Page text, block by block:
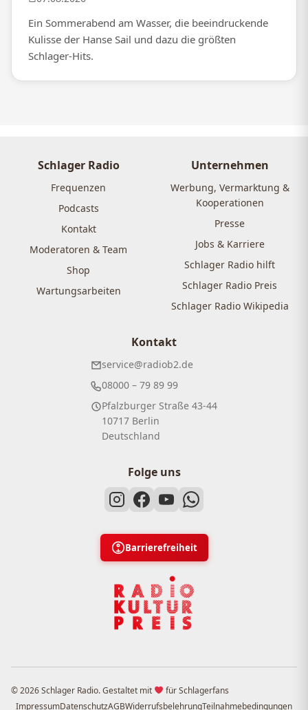
Ein Sommerabend am Wasser, die beeindruckende
Kulisse der Hanse Sail und dazu die größten
Schlager-Hits.
Schlager Radio
Frequenzen
Podcasts
Kontakt
Moderatoren & Team
Shop
Wartungsarbeiten
Unternehmen
Werbung, Vermarktung &
Kooperationen
Presse
Jobs & Karriere
Schlager Radio hilft
Schlager Radio Preis
Schlager Radio Wikipedia
Kontakt
service@radiob2.de
08000 – 79 89 99
Pfalzburger Straße 43-44
10717 Berlin
Deutschland
Folge uns
Barrierefreiheit
© 2026 Schlager Radio. Gestaltet mit
für Schlagerfans
ImpressumDatenschutzAGBWiderrufsbelehrungTeilnahmebedingungen